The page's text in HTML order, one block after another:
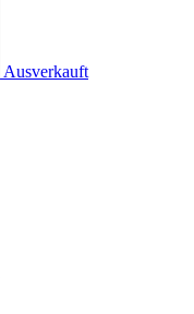
Ausverkauft